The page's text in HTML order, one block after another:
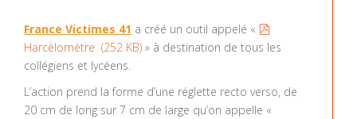
France Victimes 41 a créé un outil appelé «
pdf
Harcèlomètre (252 KB) » à destination de tous les
collégiens et lycéens.
L’action prend la forme d’une réglette recto verso, de
20 cm de long sur 7 cm de large qu’on appelle «